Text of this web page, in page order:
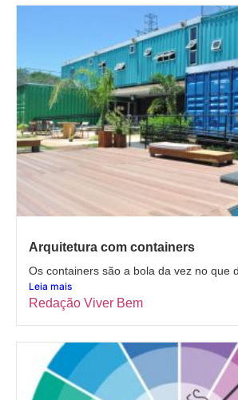
Arquitetura com containers
Os containers são a bola da vez no que
Leia mais
Redação Viver Bem